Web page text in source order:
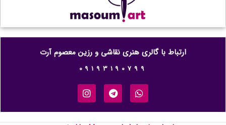
ارتباط با گالری هنری نقاشی و رزین معصوم آرت
09193190799